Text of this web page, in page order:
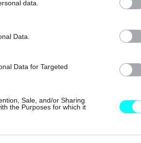
data.
Data.
Data for Targeted
Sale, and/or Sharing
the Purposes for which it